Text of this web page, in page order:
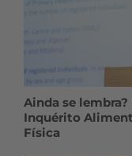
Ainda se lembra?
Inquérito
Física